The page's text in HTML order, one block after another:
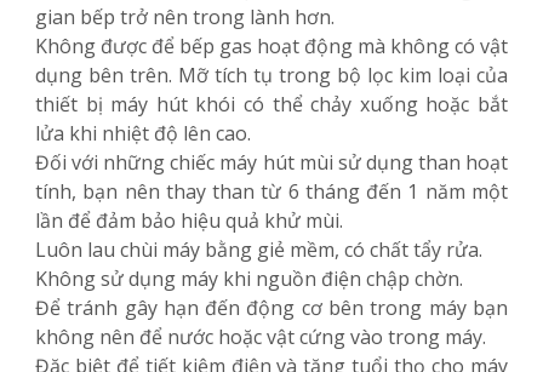
gian bếp trở nên trong lành hơn.
Không được để bếp gas hoạt động mà không có vật
dụng bên trên. Mỡ tích tụ trong bộ lọc kim loại của
thiết bị máy hút khói có thể chảy xuống hoặc bắt
lửa khi nhiệt độ lên cao.
Đối với những chiếc máy hút mùi sử dụng than hoạt
tính, bạn nên thay than từ 6 tháng đến 1 năm một
lần để đảm bảo hiệu quả khử mùi.
Luôn lau chùi máy bằng giẻ mềm, có chất tẩy rửa.
Không sử dụng máy khi nguồn điện chập chờn.
Để tránh gây hạn đến động cơ bên trong máy bạn
không nên để nước hoặc vật cứng vào trong máy.
Đặc biệt để tiết kiệm điện và tăng tuổi thọ cho máy